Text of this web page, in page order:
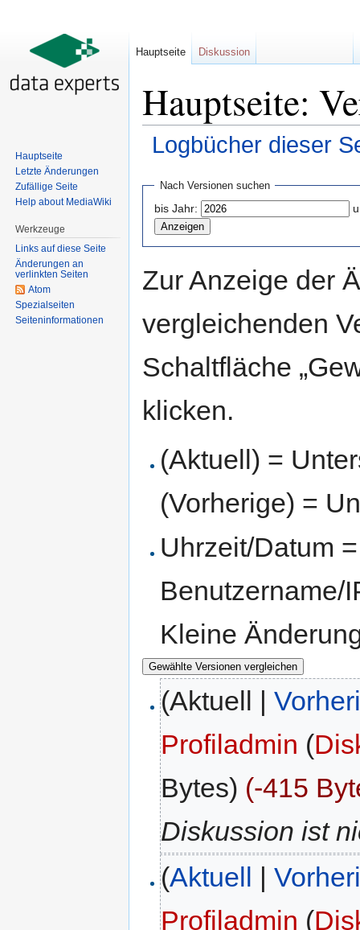
Hauptseite:
Logbücher dieser
Nach Versionen suchen
bis Jahr:
Zur Anzeige der
vergleichenden
Schaltfläche
klicken.
(Aktuell) =
(Vorherige) =
Uhrzeit/Datum
Benutzername/
Kleine
(Aktuell |
Profiladmin (
Bytes) (-415
Diskussion ist
(Aktuell |
Profiladmin (
Hauptseite Diskussion
Hauptseite
Letzte Änderungen
Zufällige Seite
Help about MediaWiki
Werkzeuge
Links auf diese Seite
Änderungen an
verlinkten Seiten
Atom
Spezialseiten
Seiten­informationen